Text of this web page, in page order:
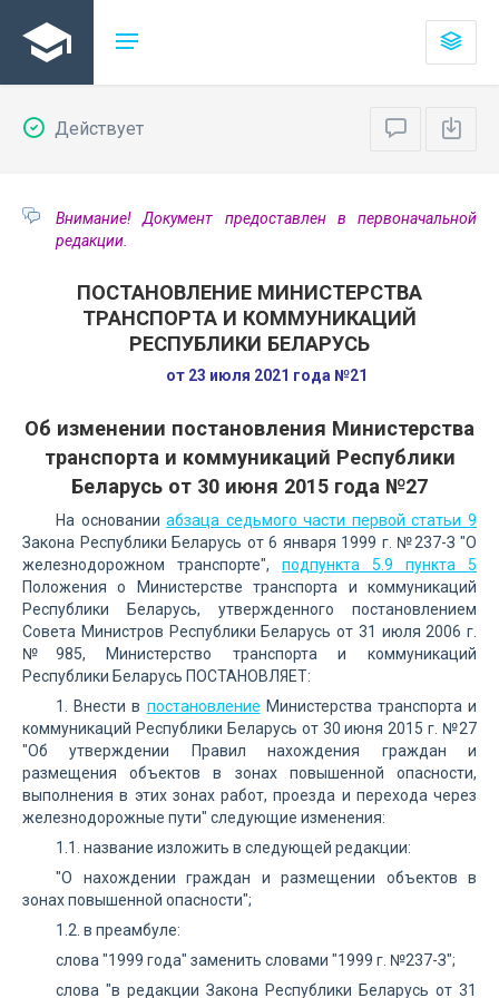
Действует
Внимание! Документ предоставлен в первоначальной
редакции.
ПОСТАНОВЛЕНИЕ МИНИСТЕРСТВА
ТРАНСПОРТА И КОММУНИКАЦИЙ
РЕСПУБЛИКИ БЕЛАРУСЬ
от 23 июля 2021 года №21
Об изменении постановления Министерства
транспорта и коммуникаций Республики
Беларусь от 30 июня 2015 года №27
На основанииабзаца седьмого части первой статьи 9
Закона Республики Беларусь от 6 января 1999 г. №237-З "О
железнодорожном транспорте", подпункта 5.9 пункта 5
Положения о Министерстве транспорта и коммуникаций
Республики Беларусь, утвержденного постановлением
Совета Министров Республики Беларусь от 31 июля 2006 г.
№985, Министерство транспорта и коммуникаций
Республики Беларусь ПОСТАНОВЛЯЕТ:
1. Внести в постановление Министерства транспорта и
коммуникаций Республики Беларусь от 30 июня 2015 г. №27
"Об утверждении Правил нахождения граждан и
размещения объектов в зонах повышенной опасности,
выполнения в этих зонах работ, проезда и перехода через
железнодорожные пути" следующие изменения:
1.1. название изложить в следующей редакции:
"О нахождении граждан и размещении объектов в
зонах повышенной опасности";
1.2. в преамбуле:
слова "1999 года" заменить словами "1999 г. №237-З";
слова "в редакции Закона Республики Беларусь от 31